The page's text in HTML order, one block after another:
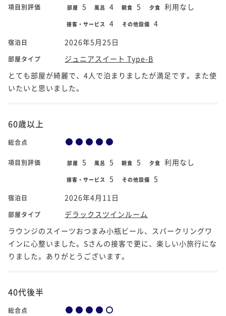
項目別評価 部屋 5 風呂 4 朝食 5 夕食 利用なし
接客・サービス 4 その他設備 4
宿泊日 2026年5月25日
部屋タイプ
ジュニアスイート Type-B
とても部屋が綺麗で、4人で泊まりましたが満足です。また使
いたいと思いました。
60歳以上
総合点
項目別評価 部屋 5 風呂 5 朝食 5 夕食 利用なし
接客・サービス 5 その他設備 5
宿泊日 2026年4月11日
部屋タイプ
デラックスツインルーム
ラウンジのスイーツおつまみ小瓶ビール、スパークリングワ
インに心整いました。Sさんの接客で更に、楽しい小旅行にな
りました。ありがとうございます。
40代後半
総合点